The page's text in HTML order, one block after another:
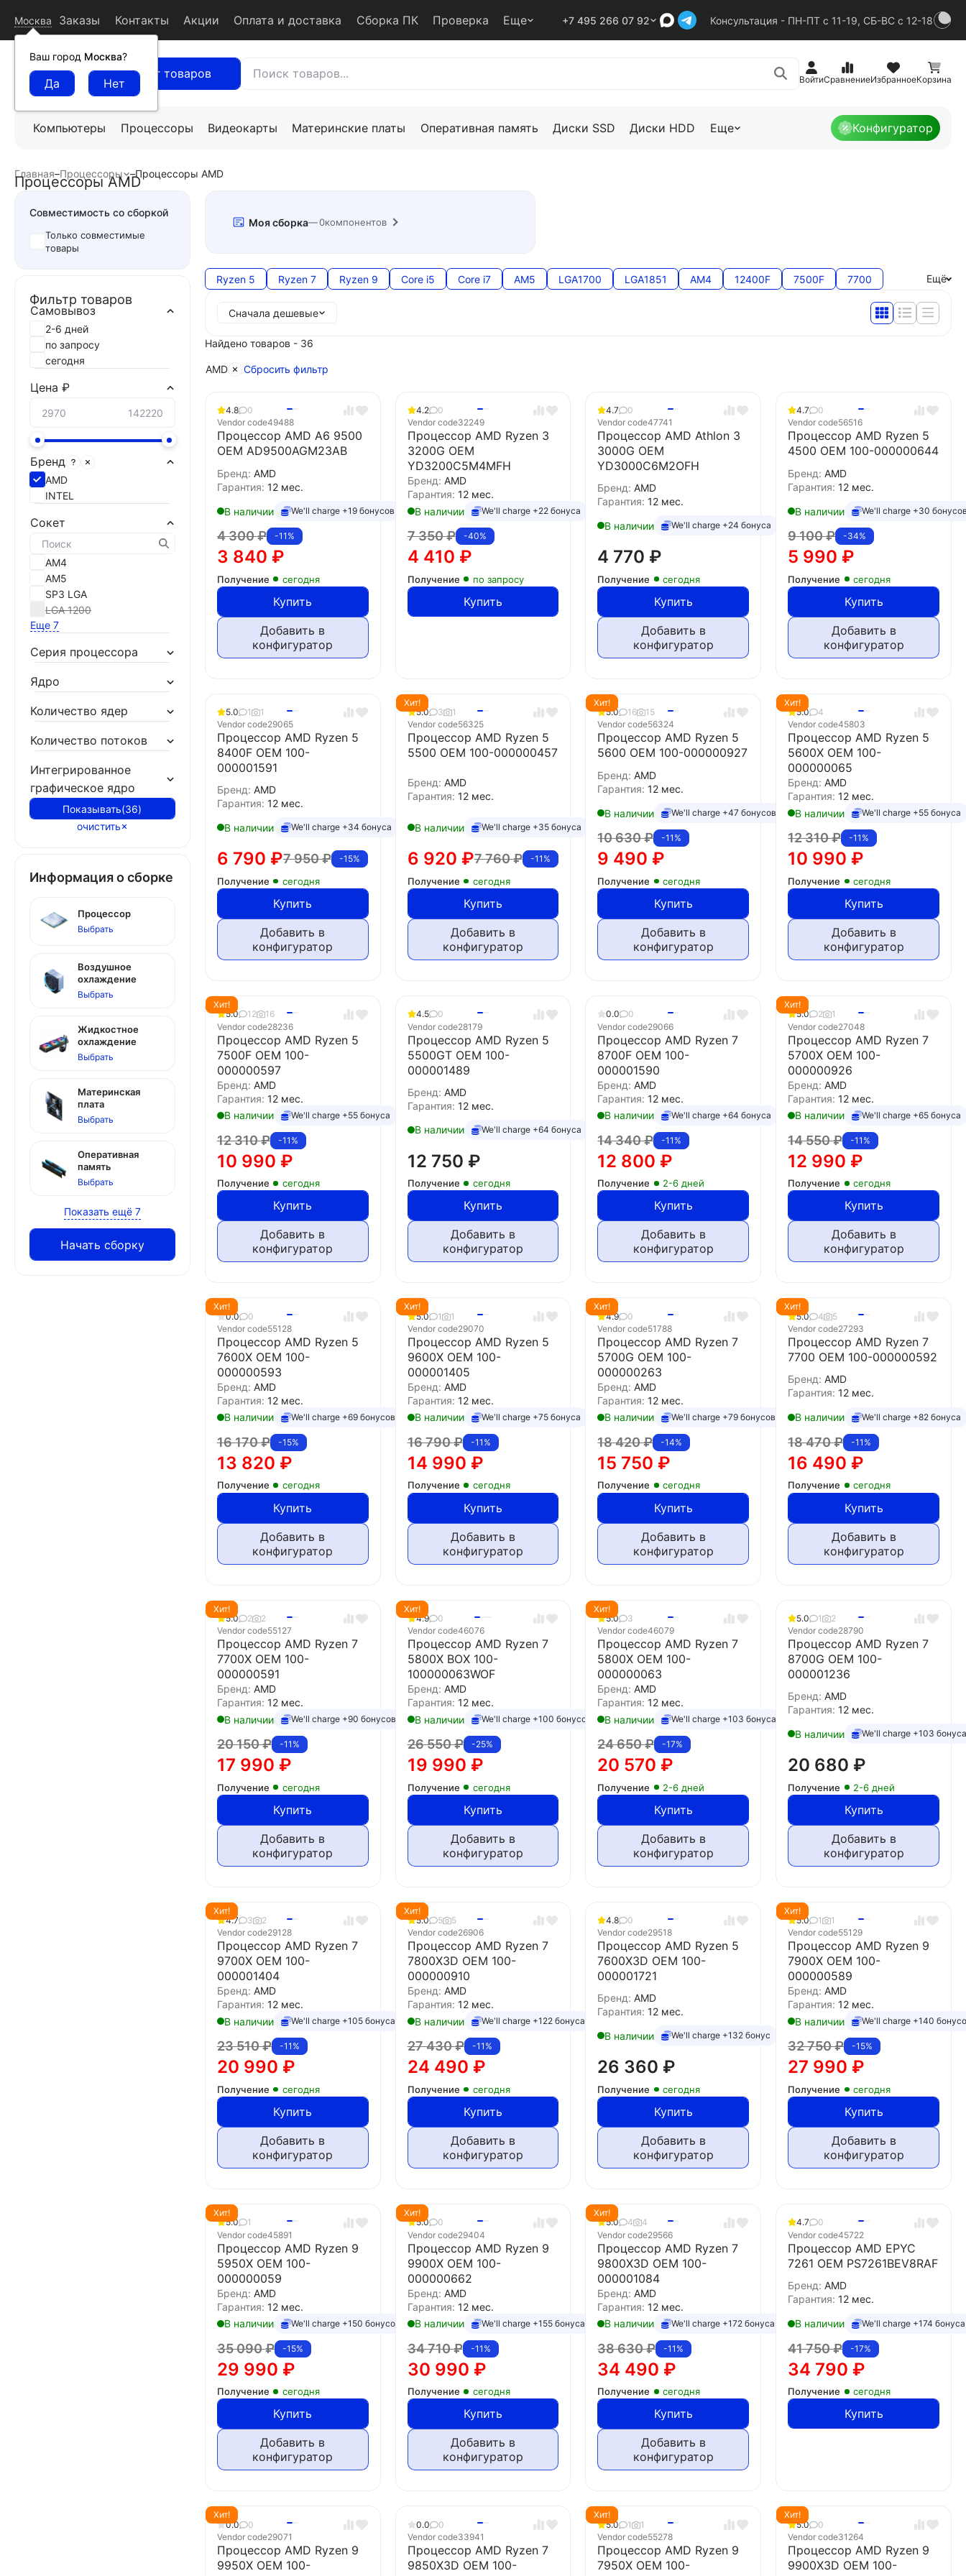
Москва
Ваш город Москва?
Заказы Контакты Акции Оплата и доставка Сборка ПК Проверка Еще +7 495 266 07 92 Консультация - ПН-ПТ с 11-19, СБ-ВС с 12-18
Каталог товаров ВойтиСравнениеИзбранноеКорзина
Компьютеры Процессоры Видеокарты Материнские платы Оперативная память Диски SSD Диски HDD Еще Конфигуратор
Главная–Процессоры –Процессоры AMD
Процессоры AMD
Моя сборка 0компонентов
Ryzen 5 Ryzen 7 Ryzen 9 Core i5 Core i7 AM5 LGA1700 LGA1851 AM4 12400F 7500F 7700 Ещё
Сначала дешевые
Найдено товаров - 36
AMD Сбросить фильтр
4.8
0
Vendor code49488
Процессор AMD A6 9500
OEM AD9500AGM23AB
Бренд: AMD
Гарантия: 12 мес.
В наличии
We'll charge +19 бонусов
-11%
4 300₽
3 840 ₽
Получение сегодня
Купить
Добавить в
конфигуратор
4.2
0
Vendor code32249
Процессор AMD Ryzen 3
3200G OEM
YD3200C5M4MFH
Бренд: AMD
Гарантия: 12 мес.
В наличии
We'll charge +22 бонуса
-40%
7 350₽
4 410 ₽
Получение по запросу
Купить
4.7
0
Vendor code47741
Процессор AMD Athlon 3
3000G OEM
YD3000C6M2OFH
Бренд:AMD
Гарантия:12 мес.
В наличии
We'll charge +24 бонуса
4 770 ₽
Получение сегодня
Купить
Добавить в
конфигуратор
4.7
0
Vendor code56516
Процессор AMD Ryzen 5
4500 OEM 100-000000644
Бренд:AMD
Гарантия:12 мес.
В наличии
We'll charge +30
-34%
9 100₽
5 990 ₽
Получение сегодня
Купить
Добавить в
конфигуратор
5.0 1
1
Vendor code29065
Процессор AMD Ryzen 5
8400F OEM 100-
000001591
Бренд: AMD
Гарантия: 12 мес.
В наличии
We'll charge +34 бонуса
-15%
7 950₽
6 790 ₽
Получение сегодня
Купить
Добавить в
конфигуратор
Хит!
5.0
3
1
Vendor code56325
Процессор AMD Ryzen 5
5500 OEM 100-000000457
Бренд: AMD
Гарантия: 12 мес.
В наличии We'll charge +35 бонуса
-11%
7 760₽
6 920 ₽
Получение сегодня
Купить
Добавить в
конфигуратор
Хит!
5.0
16
15
Vendor code56324
Процессор AMD Ryzen 5
5600 OEM 100-000000927
Бренд:AMD
Гарантия:12 мес.
В наличии
We'll charge +47 бонусов
-11%
10 630₽
9 490 ₽
Получение сегодня
Купить
Добавить в
конфигуратор
Хит!
5.0
4
Vendor code45803
Процессор AMD Ryzen 5
5600X OEM 100-
000000065
Бренд:AMD
Гарантия:12 мес.
В наличии
We'll charge +55 бонуса
-11%
12 310₽
10 990 ₽
Получение сегодня
Купить
Добавить в
конфигуратор
Хит!
5.0
12
16
Vendor code28236
Процессор AMD Ryzen 5
7500F OEM 100-
000000597
Бренд: AMD
Гарантия: 12 мес.
В наличии
We'll charge +55 бонуса
-11%
12 310₽
10 990 ₽
Получение сегодня
Купить
Добавить в
конфигуратор
4.5
0
Vendor code28179
Процессор AMD Ryzen 5
5500GT OEM 100-
000001489
Бренд: AMD
Гарантия: 12 мес.
В наличии
We'll charge +64 бонуса
12 750 ₽
Получение сегодня
Купить
Добавить в
конфигуратор
0.0
0
Vendor code29066
Процессор AMD Ryzen 7
8700F OEM 100-
000001590
Бренд:AMD
Гарантия:12 мес.
В наличии
We'll charge +64 бонуса
-11%
14 340₽
12 800 ₽
Получение 2-6 дней
Купить
Добавить в
конфигуратор
Хит!
5.0
2
1
Vendor code27048
Процессор AMD Ryzen 7
5700X OEM 100-
000000926
Бренд:AMD
Гарантия:12 мес.
В наличии
We'll charge +65 бонуса
-11%
14 550₽
12 990 ₽
Получение сегодня
Купить
Добавить в
конфигуратор
Хит!
0.0
0
Vendor code55128
Процессор AMD Ryzen 5
7600X OEM 100-
000000593
Бренд: AMD
Гарантия: 12 мес.
В наличии
We'll charge +69 бонусов
-15%
16 170₽
13 820 ₽
Получение сегодня
Купить
Добавить в
конфигуратор
Хит!
5.0
1
1
Vendor code29070
Процессор AMD Ryzen 5
9600X OEM 100-
000001405
Бренд: AMD
Гарантия: 12 мес.
В наличии
We'll charge +75 бонуса
-11%
16 790₽
14 990 ₽
Получение сегодня
Купить
Добавить в
конфигуратор
Хит!
4.9
0
Vendor code51788
Процессор AMD Ryzen 7
5700G OEM 100-
000000263
Бренд:AMD
Гарантия:12 мес.
В наличии
We'll charge +79 бонусов
-14%
18 420₽
15 750 ₽
Получение сегодня
Купить
Добавить в
конфигуратор
Хит!
5.0
4
5
Vendor code27293
Процессор AMD Ryzen 7
7700 OEM 100-000000592
Бренд:AMD
Гарантия:12 мес.
В наличии
We'll charge +82 бонуса
-11%
18 470₽
16 490 ₽
Получение сегодня
Купить
Добавить в
конфигуратор
Хит!
5.0
2
2
Vendor code55127
Процессор AMD Ryzen 7
7700X OEM 100-
000000591
Бренд: AMD
Гарантия: 12 мес.
В наличии
We'll charge +90 бонусов
-11%
20 150₽
17 990 ₽
Получение сегодня
Купить
Добавить в
конфигуратор
Хит!
4.9
0
Vendor code46076
Процессор AMD Ryzen 7
5800X BOX 100-
100000063WOF
Бренд: AMD
Гарантия: 12 мес.
В наличии
We'll charge +100 бонусов
-25%
26 550₽
19 990 ₽
Получение сегодня
Купить
Добавить в
конфигуратор
Хит!
5.0
3
Vendor code46079
Процессор AMD Ryzen 7
5800X OEM 100-
000000063
Бренд:AMD
Гарантия:12 мес.
В наличии
We'll charge +103 бонуса
-17%
24 650₽
20 570 ₽
Получение 2-6 дней
Купить
Добавить в
конфигуратор
5.0 1
2
Vendor code28790
Процессор AMD Ryzen 7
8700G OEM 100-
000001236
Бренд:AMD
Гарантия:12 мес.
В наличии
We'll charge +103
20 680 ₽
Получение 2-6 дней
Купить
Добавить в
конфигуратор
Хит!
4.7
3
2
Vendor code29128
Процессор AMD Ryzen 7
9700X OEM 100-
000001404
Бренд: AMD
Гарантия: 12 мес.
В наличии
We'll charge +105 бонуса
-11%
23 510₽
20 990 ₽
Получение сегодня
Купить
Добавить в
конфигуратор
Хит!
5.0
5
5
Vendor code26906
Процессор AMD Ryzen 7
7800X3D OEM 100-
000000910
Бренд: AMD
Гарантия: 12 мес.
В наличии
We'll charge +122 бонуса
-11%
27 430₽
24 490 ₽
Получение сегодня
Купить
Добавить в
конфигуратор
4.8
0
Vendor code29518
Процессор AMD Ryzen 5
7600X3D OEM 100-
000001721
Бренд:AMD
Гарантия:12 мес.
В наличии
We'll charge +132 бонус
26 360 ₽
Получение сегодня
Купить
Добавить в
конфигуратор
Хит!
5.0
1
1
Vendor code55129
Процессор AMD Ryzen 9
7900X OEM 100-
000000589
Бренд:AMD
Гарантия:12 мес.
В наличии
We'll charge +140
-15%
32 750₽
27 990 ₽
Получение сегодня
Купить
Добавить в
конфигуратор
Хит!
5.0
1
Vendor code45891
Процессор AMD Ryzen 9
5950X OEM 100-
000000059
Бренд: AMD
Гарантия: 12 мес.
В наличии
We'll charge +150 бонусов
-15%
35 090₽
29 990 ₽
Получение сегодня
Купить
Добавить в
конфигуратор
Хит!
5.0
0
Vendor code29404
Процессор AMD Ryzen 9
9900X OEM 100-
000000662
Бренд: AMD
Гарантия: 12 мес.
В наличии
We'll charge +155 бонуса
-11%
34 710₽
30 990 ₽
Получение сегодня
Купить
Добавить в
конфигуратор
Хит!
5.0
4
4
Vendor code29566
Процессор AMD Ryzen 7
9800X3D OEM 100-
000001084
Бренд:AMD
Гарантия:12 мес.
В наличии
We'll charge +172 бонуса
-11%
38 630₽
34 490 ₽
Получение сегодня
Купить
Добавить в
конфигуратор
4.7
0
Vendor code45722
Процессор AMD EPYC
7261 OEM PS7261BEV8RAF
Бренд:AMD
Гарантия:12 мес.
В наличии
We'll charge +174 бонуса
-17%
41 750₽
34 790 ₽
Получение сегодня
Купить
Хит!
0.0
0
Vendor code29071
Процессор AMD Ryzen 9
9950X OEM 100-
0.0
0
Vendor code33941
Процессор AMD Ryzen 7
9850X3D OEM 100-
Хит!
5.0
1
1
Vendor code55278
Процессор AMD Ryzen 9
7950X OEM 100-
Хит!
5.0
0
Vendor code31264
Процессор AMD Ryzen 9
9900X3D OEM 100-
Совместимость со сборкой
Только совместимые
товары
Фильтр товаров
Самовывоз
2-6 дней
по запросу
сегодня
Цена ₽
Бренд
AMD
INTEL
Сокет
AM4
AM5
SP3 LGA
LGA 1200
Еще 7
Серия процессора
Ядро
Количество ядер
Количество потоков
Интегрированное
графическое ядро
Показывать(36)
очистить
Информация о сборке
Процессор
Выбрать
Воздушное
охлаждение
Выбрать
Жидкостное
охлаждение
Выбрать
Материнская
плата
Выбрать
Оперативная
память
Выбрать
Показать ещё 7
Начать сборку